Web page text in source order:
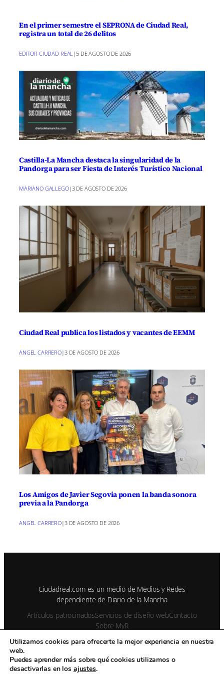
En el primer semestre el SEPRONA de Ciudad Real,
registra un total de 26 delitos
EDITOR CIUDAD REAL | 5 DE AGOSTO DE 2026
Castilla-La Mancha destaca la singularidad de la
Pandorga para ser Fiesta de Interés Turístico Nacional
MARIANO GALLEGO|3 DE AGOSTO DE 2026
Ciudad Real publica los listados y vacantes de EEMM
ANGEL CARRERO|3 DE AGOSTO DE 2026
Los Amigos de Javier Segovia ponen la banda sonora
previa a la Pandorga
ANGEL CARRERO|3 DE AGOSTO DE 2026
Ciudadreal.com es un medio de Medios y Redes
dependiente de Diario de la Mancha
Artículos patrocinadosServicios de diseño webContacto
Sobre MyR
© 1995-2026 Color Vivo Internet. Otros contenidos se cita fuente.
Aviso LegalPrivacidad y cookies
Utilizamos cookies para ofrecerte la mejor experiencia en nuestra
web.
Puedes aprender más sobre qué cookies utilizamos o
desactivarlas en los ajustes.